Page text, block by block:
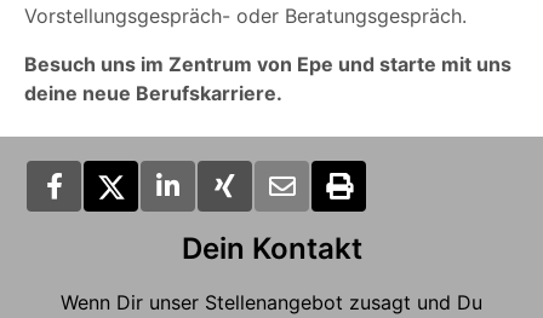
Vorstellungsgespräch- oder Beratungsgespräch.
Besuch uns im Zentrum von Epe und starte mit uns
deine neue Berufskarriere.
Dein Kontakt
Wenn Dir unser Stellenangebot zusagt und Du